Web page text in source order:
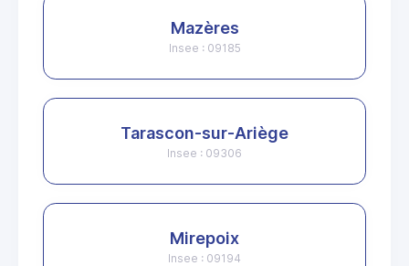
Mazères
Insee : 09185
Tarascon-sur-Ariège
Insee : 09306
Mirepoix
Insee : 09194